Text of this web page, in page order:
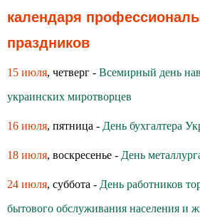
календаря
праздников
15 июля, четверг - Всемирный день
украинских миротворцев
16 июля, пятница - День бухгалтера
18 июля, воскресенье - День
24 июля, суббота - День работников
бытового обслуживания населения и